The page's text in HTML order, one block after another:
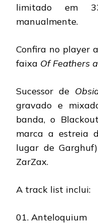
limitado em
manualmente.
Confira no player
faixa Of Feathers
Sucessor de
gravado e
banda, o
marca a estreia
lugar de
ZarZax.
A track list inclui:
01. Anteloquium